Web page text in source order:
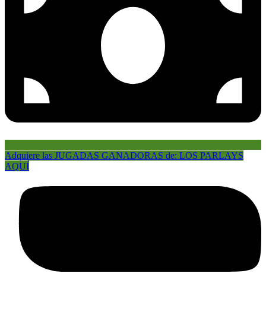
Adquiere las JUGADAS GANADORAS de: LOS PARLAYS
AQUÍ